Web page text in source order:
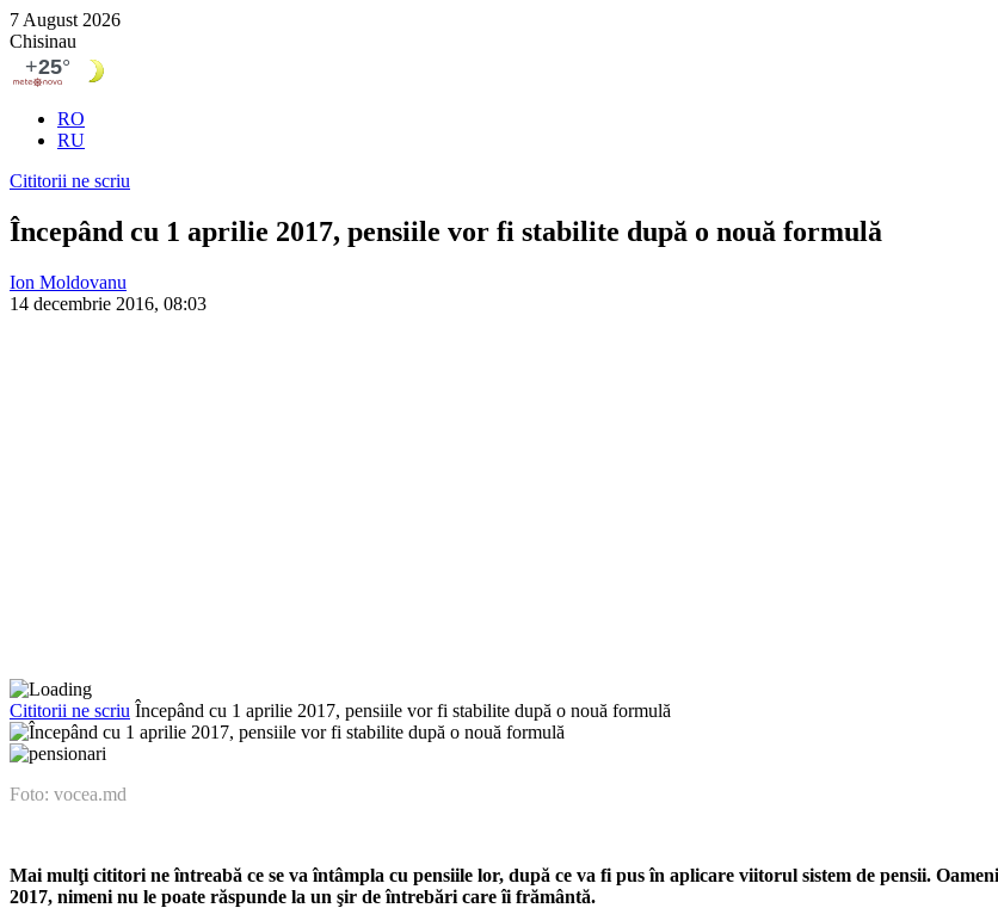
7 August 2026
Chisinau
RO
RU
Cititorii ne scriu
Începând cu 1 aprilie 2017, pensiile vor fi stabilite după o nouă formulă
Ion Moldovanu
14 decembrie 2016, 08:03
Cititorii ne scriu Începând cu 1 aprilie 2017, pensiile vor fi stabilite după o nouă formulă
Foto: vocea.md
Mai mulţi cititori ne întreabă ce se va întâmpla cu pensiile lor, după ce va fi pus în aplicare viitorul sistem de pensii.
2017, nimeni nu le poate răspunde la un şir de între­bări care îi frământă.